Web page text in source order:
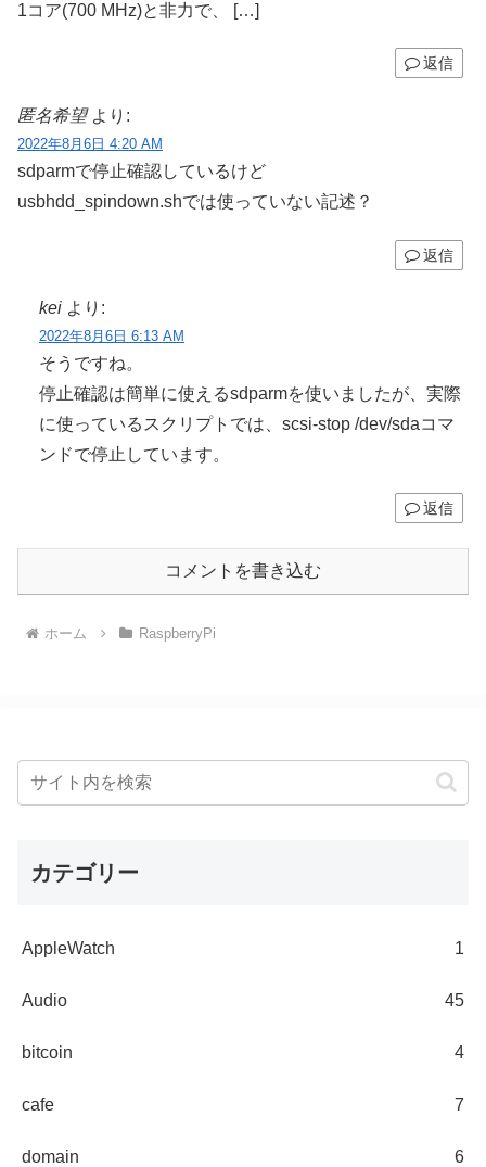
1コア(700 MHz)と非力で、 […]
返信
匿名希望 より:
2022年8月6日 4:20 AM
sdparmで停止確認しているけど
usbhdd_spindown.shでは使っていない記述？
返信
kei より:
2022年8月6日 6:13 AM
そうですね。
停止確認は簡単に使えるsdparmを使いましたが、実際
に使っているスクリプトでは、scsi-stop /dev/sdaコマ
ンドで停止しています。
返信
コメントを書き込む
ホーム RaspberryPi
カテゴリー
AppleWatch 1
Audio 45
bitcoin 4
cafe 7
domain 6